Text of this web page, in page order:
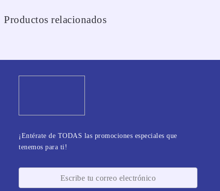
Productos relacionados
¡Entérate de TODAS las promociones especiales que
tenemos para ti!